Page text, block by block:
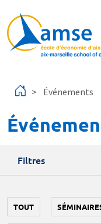
Événements
Filtres
TOUT